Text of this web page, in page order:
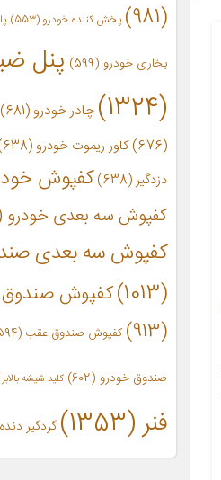
(981)
پخش کننده خودرو(553)
بخاری خودرو (599)
پنل
(1324)
چادر خودرو (681)
(676)
کاور ریموت خودرو(638)
دزدگیر(638) کفپوش
کفپوش سه بعدی خودرو
کفپوش سه بعدی
(1013)
کفپوش صندوق
(913)
کفپوش صندوق عقب (594)
صندوق خودرو (602) کلید شیشه بالابر
فنر(1353) گردگیر دنده